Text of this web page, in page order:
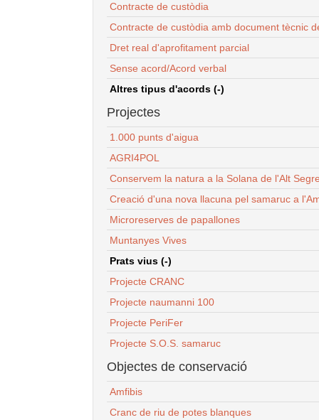
Contracte de custòdia
Contracte de custòdia amb document tècnic
Dret real d'aprofitament parcial
Sense acord/Acord verbal
Altres tipus d'acords (-)
Projectes
1.000 punts d'aigua
AGRI4POL
Conservem la natura a la Solana de l'Alt
Creació d'una nova llacuna pel samaruc a
Microreserves de papallones
Muntanyes Vives
Prats vius (-)
Projecte CRANC
Projecte naumanni 100
Projecte PeriFer
Projecte S.O.S. samaruc
Objectes de conservació
Amfibis
Cranc de riu de potes blanques